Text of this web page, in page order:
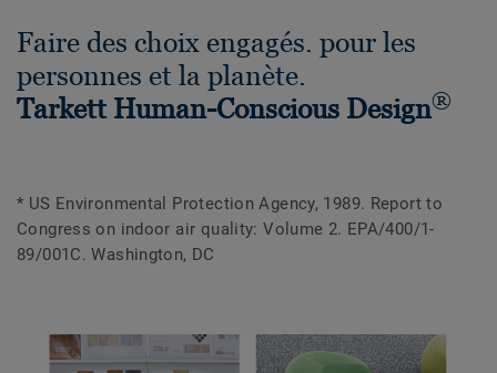
Faire des choix engagés. pour les
personnes et la planète.
Tarkett Human-Conscious Design®
* US Environmental Protection Agency, 1989. Report to
Congress on indoor air quality: Volume 2. EPA/400/1-
89/001C. Washington, DC